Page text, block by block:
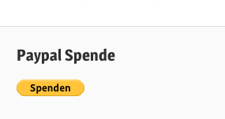
Paypal Spende